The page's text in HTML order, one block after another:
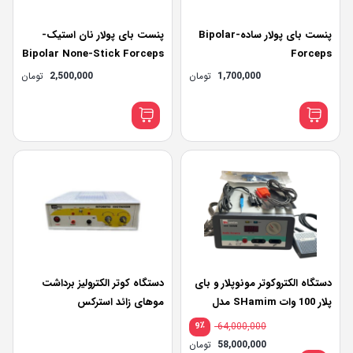
پنست بای پولار ساده-Bipolar
Forceps
1,700,000 تومان
پنست بای پولار نان استیک-
Bipolar None-Stick Forceps
2,500,000 تومان
دستگاه الکتروکوتر مونوپلار و بای
پلار 100 وات SHamim مدل
٪9 64,000,000
58,000,000 تومان
دستگاه کوتر الکترولیز برداشت
موهای زائد استرکس